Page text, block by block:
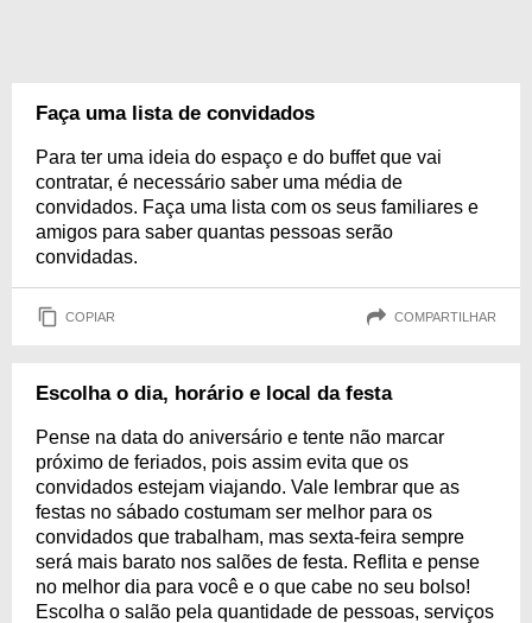
Faça uma lista de convidados
Para ter uma ideia do espaço e do buffet que vai
contratar, é necessário saber uma média de
convidados. Faça uma lista com os seus familiares e
amigos para saber quantas pessoas serão
convidadas.
COPIAR COMPARTILHAR
Escolha o dia, horário e local da festa
Pense na data do aniversário e tente não marcar
próximo de feriados, pois assim evita que os
convidados estejam viajando. Vale lembrar que as
festas no sábado costumam ser melhor para os
convidados que trabalham, mas sexta-feira sempre
será mais barato nos salões de festa. Reflita e pense
no melhor dia para você e o que cabe no seu bolso!
Escolha o salão pela quantidade de pessoas, serviços